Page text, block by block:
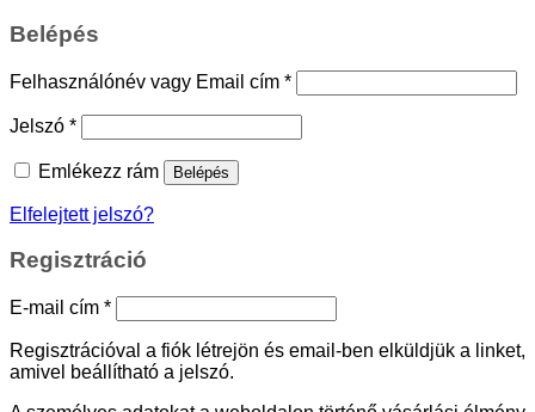
Belépés
Felhasználónév vagy Email cím *Kötelező
Jelszó *Kötelező
Emlékezz rám Belépés
Elfelejtett jelszó?
Regisztráció
E-mail cím *Kötelező
Regisztrációval a fiók létrejön és email-ben elküldjük a linket,
amivel beállítható a jelszó.